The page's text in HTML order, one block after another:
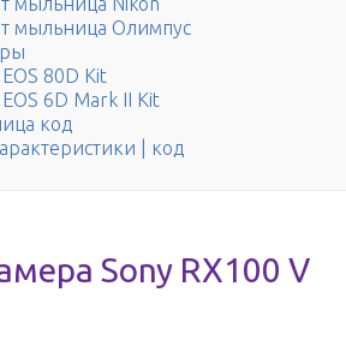
мыльница Олимпус
80D Kit
6D Mark II Kit
код
| код
Sony RX100 V